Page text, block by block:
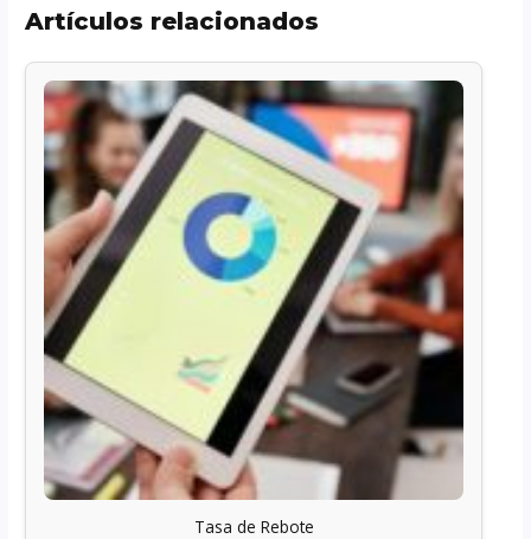
Artículos relacionados
Tasa de Rebote